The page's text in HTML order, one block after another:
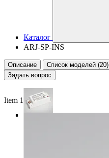
Каталог
ARJ-SP-INS
Описание
Список моделей (20)
Задать вопрос
Item 1 of 3